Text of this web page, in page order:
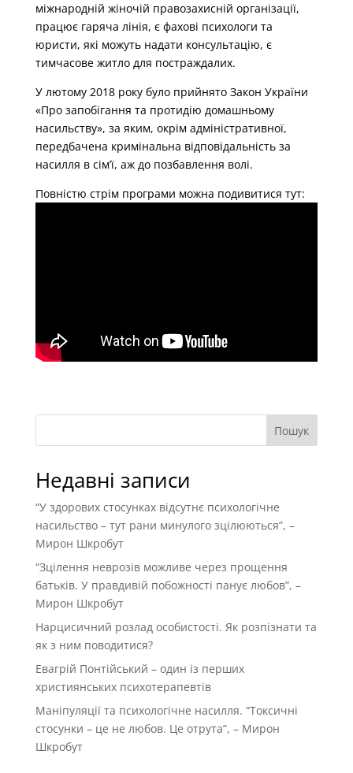
міжнародній жіночій правозахисній організації,
працює гаряча лінія, є фахові психологи та
юристи, які можуть надати консультацію, є
тимчасове житло для постраждалих.
У лютому 2018 року було прийнято Закон України
«Про запобігання та протидію домашньому
насильству», за яким, окрім адміністративної,
передбачена кримінальна відповідальність за
насилля в сім’ї, аж до позбавлення волі.
Повністю стрім програми можна подивитися тут:
Пошук
Недавні записи
“У здорових стосунках відсутнє психологічне
насильство – тут рани минулого зцілюються”, –
Мирон Шкробут
“Зцілення неврозів можливе через прощення
батьків. У правдивій побожності панує любов”, –
Мирон Шкробут
Нарцисичний розлад особистості. Як розпізнати та
як з ним поводитися?
Евагрій Понтійський – один із перших
християнських психотерапевтів
Маніпуляції та психологічне насилля. “Токсичні
стосунки – це не любов. Це отрута”, – Мирон
Шкробут